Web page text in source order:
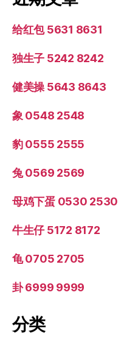
给红包 5631 8631
独生子 5242 8242
健美操 5643 8643
象 0548 2548
豹 0555 2555
兔 0569 2569
母鸡下蛋 0530 2530
牛生仔 5172 8172
龟 0705 2705
卦 6999 9999
分类